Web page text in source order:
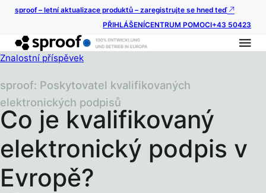
sproof – letní aktualizace produktů – zaregistrujte se hned teď
PŘIHLÁŠENÍCENTRUM POMOCI+43 50423
Znalostní příspěvek
Co je kvalifikovaný
elektronický podpis v
Evropě?
sproof: Poskytovatel kvalifikovaných
elektronických podpisů